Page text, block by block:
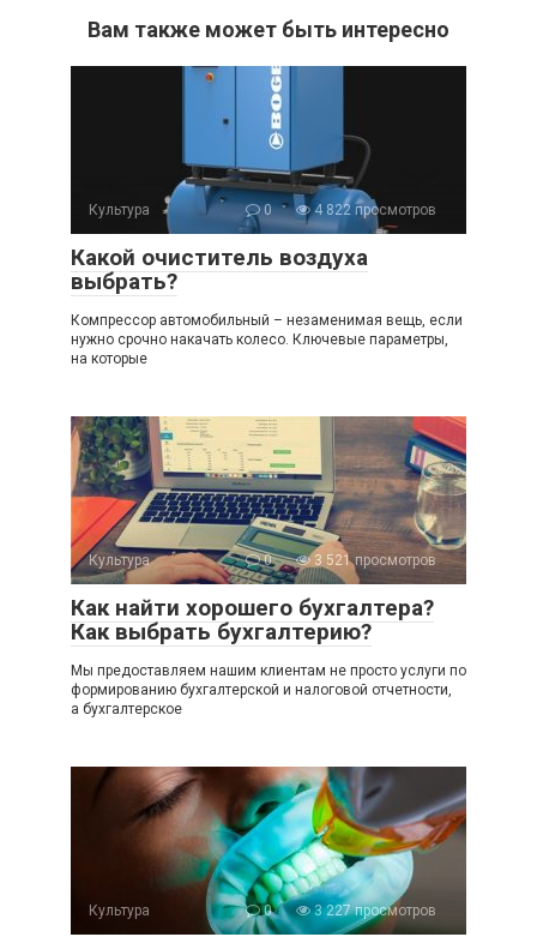
Вам также может быть интересно
Культура 0 4 822 просмотров
Какой очиститель воздуха
выбрать?
Компрессор автомобильный – незаменимая вещь, если
нужно срочно накачать колесо. Ключевые параметры,
на которые
Культура 0 3 521 просмотров
Как найти хорошего бухгалтера?
Как выбрать бухгалтерию?
Мы предоставляем нашим клиентам не просто услуги по
формированию бухгалтерской и налоговой отчетности,
а бухгалтерское
Культура 0 3 227 просмотров